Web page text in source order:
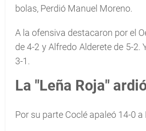
bolas, Perdió Manuel Moreno.
A la ofensiva destacaron por el
de 4-2 y Alfredo Alderete de 5-
3-1.
La "Leña Roja"
Por su parte Coclé apaleó 14-0